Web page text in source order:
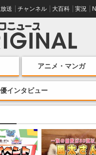
送 チャンネル 大百科 実況
アニメ・マンガ
インタビュー